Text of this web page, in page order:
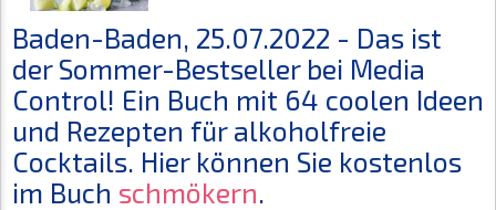
Baden-Baden, 25.07.2022 - Das ist
der Sommer-Bestseller bei Media
Control! Ein Buch mit 64 coolen Ideen
und Rezepten für alkoholfreie
Cocktails. Hier können Sie kostenlos
im Buch schmökern.